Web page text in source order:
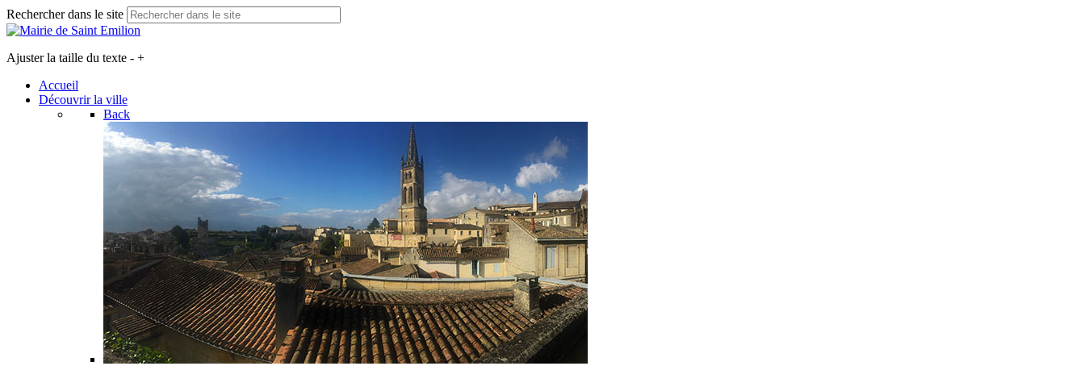
Rechercher dans le site
Ajuster la taille du texte - +
Accueil
Découvrir la ville
Back